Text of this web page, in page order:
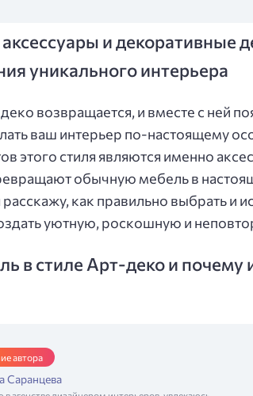
и декоративные
уникального интерьера
возвращается, и вместе с ней
ваш интерьер по-настоящему
этого стиля являются именно
обычную мебель в
расскажу, как правильно выбрать и
уютную, роскошную и
в стиле Арт-деко и почему
автора
Саранцева